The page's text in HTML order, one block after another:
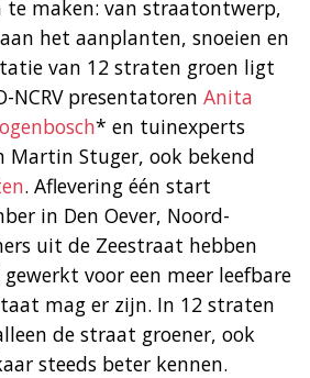
te maken: van straatontwerp,
het aanplanten, snoeien en
van 12 straten groen ligt
NCRV presentatoren Anita
* en tuinexperts
Martin Stuger, ook bekend
. Aflevering één start
in Den Oever, Noord-
uit de Zeestraat hebben
voor een meer leefbare
mag er zijn. In 12 straten
de straat groener, ook
steeds beter kennen.